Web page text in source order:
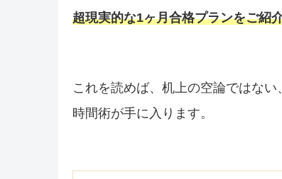
超現実的な1ヶ月合格プランをご紹
これを読めば、机上の空論ではな
時間術が手に入ります。